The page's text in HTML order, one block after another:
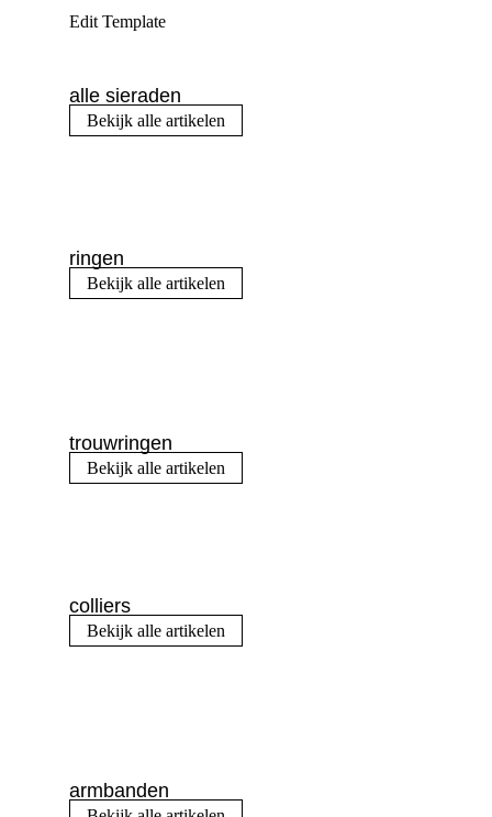
Edit Template
alle sieraden
Bekijk alle artikelen
ringen
Bekijk alle artikelen
trouwringen
Bekijk alle artikelen
colliers
Bekijk alle artikelen
armbanden